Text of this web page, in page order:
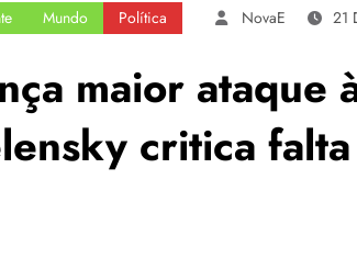
Mundo Política NovaE 21
maior ataque
critica